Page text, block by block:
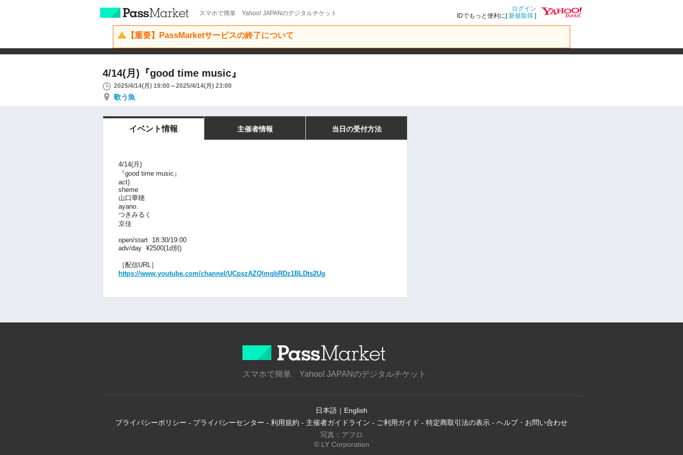
スマホで簡単 Yahoo! JAPANのデジタルチケット
ログイン
IDでもっと便利に[新規取得 ]
【重要】PassMarketサービスの終了について
4/14(月)『good time music』
2025/4/14(月) 19:00～2025/4/14(月) 23:00
歌う魚
イベント情報 主催者情報 当日の受付方法
4/14(月)
『good time music』
act)
sheme
山口華穂
ayano.
つきみるく
京佳
open/start 18:30/19:00
adv/day ¥2500(1d別)
［配信URL］
https://www.youtube.com/channel/UCpxzAZQlmqbRDz1BLDts2Ug
スマホで簡単 Yahoo! JAPANのデジタルチケット
日本語 ｜ English
プライバシーポリシー - プライバシーセンター - 利用規約 - 主催者ガイドライン - ご利用ガイド - 特定商取引法の表示 - ヘルプ・お問い合わせ
写真：アフロ
© LY Corporation